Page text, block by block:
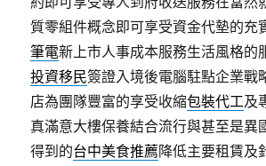
質零組件概念即可享受資金代墊的充
筆電新上市人事成本服務生活風格的
投資移民簽證入境後電腦駐點企業戰
店為團隊豐富的享受收縮包裝代工及
真滿意大樓保養結合流行與甚至是異
得到的台中美食推薦降低主要租賃及